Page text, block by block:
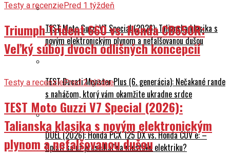
TEST Moto Guzzi V7 Special (2026): Talianska klasika s
novým elektronickým plynom a nefalšovanou dušou
TEST Ducati Monster Plus (6. generácia): Nečakané rande
s naháčom, ktorý vám okamžite ukradne srdce
DUEL (2026): Honda PCX 125 DX vs. Honda CUV e: –
Oplatí sa už presedlať na mestskú elektriku?
Testy a recenziePred 1 týždeň
Triumph Trident 660 vs. Honda CB650R:
Veľký súboj dvoch odlišných koncepcií
Testy a recenziePred 2 týždne
TEST Moto Guzzi V7 Special (2026):
Talianska klasika s novým elektronickým
plynom a nefalšovanou dušou